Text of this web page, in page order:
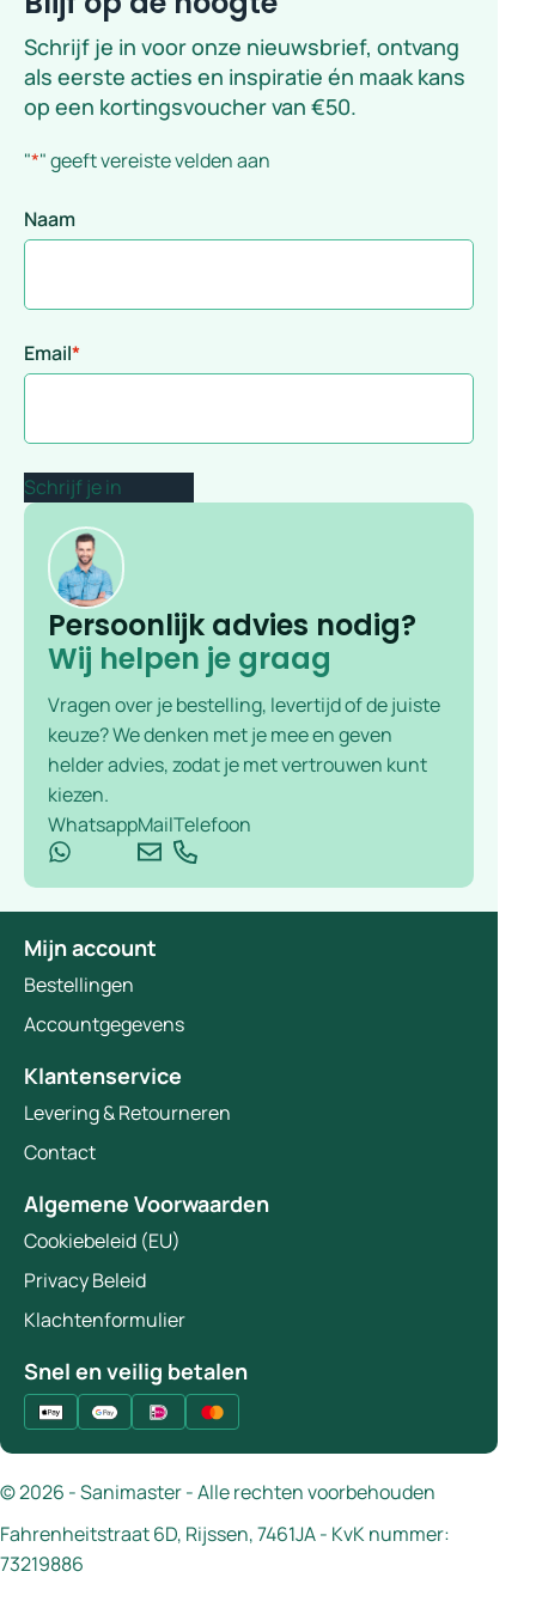
Schrijf je in voor onze nieuwsbrief, ontvang
als eerste acties en inspiratie én maak kans
op een kortingsvoucher van €50.
"*" geeft vereiste velden aan
Naam
Email*
Persoonlijk advies nodig?
Wij helpen je graag
Vragen over je bestelling, levertijd of de juiste
keuze? We denken met je mee en geven
helder advies, zodat je met vertrouwen kunt
kiezen.
WhatsappMailTelefoon
Mijn account
Bestellingen
Accountgegevens
Klantenservice
Levering & Retourneren
Contact
Algemene Voorwaarden
Cookiebeleid (EU)
Privacy Beleid
Klachtenformulier
Snel en veilig betalen
© 2026 - Sanimaster - Alle rechten voorbehouden
Fahrenheitstraat 6D, Rijssen, 7461JA - KvK nummer:
73219886